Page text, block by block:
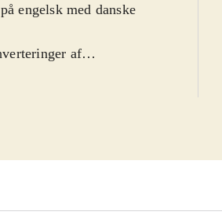
engelsk med danske
af
Vi er i godt selskab
kampe mod mørkets
hos smeden.